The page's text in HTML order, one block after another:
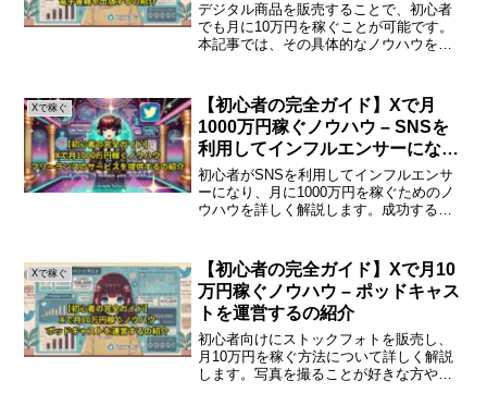
デジタル商品を販売することで、初心者
でも月に10万円を稼ぐことが可能です。
本記事では、その具体的なノウハウをわ
式で提供される商品であり、主にデジタ
ルコンテンツやソフトウ...
Xで稼ぐ
【初心者の完全ガイド】Xで月
1000万円稼ぐノウハウ – SNSを
利用してインフルエンサーになる
の紹介
初心者がSNSを利用してインフルエンサ
ーになり、月に1000万円を稼ぐためのノ
ウハウを詳しく解説します。成功するた
を利用してインフルエンサーになること
は、多くの人が夢...
Xで稼ぐ
【初心者の完全ガイド】Xで月10
万円稼ぐノウハウ – ポッドキャス
トを運営するの紹介
初心者向けにストックフォトを販売し、
月10万円を稼ぐ方法について詳しく解説
します。写真を撮ることが好きな方や、